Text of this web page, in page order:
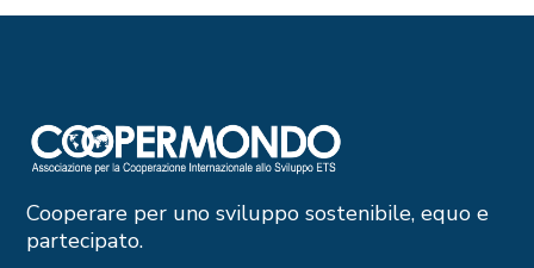
Cooperare per uno sviluppo sostenibile, equo e
partecipato.